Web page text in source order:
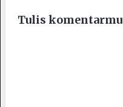
Tulis komentarmu